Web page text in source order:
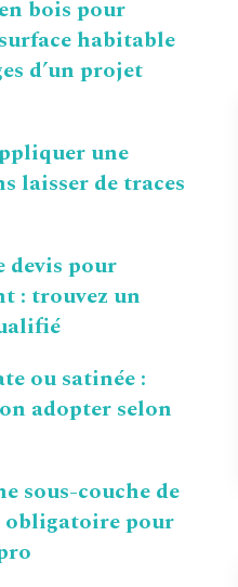
bois pour
habitable
d’un projet
une
laisser de traces
devis pour
: trouvez un
ou satinée :
adopter selon
sous-couche de
obligatoire pour